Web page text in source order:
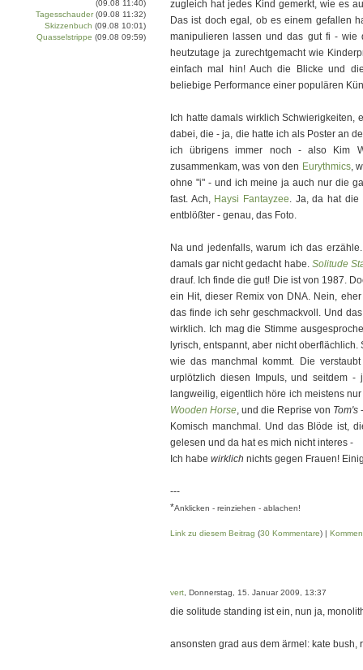
zugleich hat jedes Kind gemerkt, wie es
Das ist doch egal, ob es einem gefallen
manipulieren lassen und das gut fi - wie
heutzutage ja zurechtgemacht wie
einfach mal hin! Auch die Blicke und
beliebige Performance einer populären
Ich hatte damals wirklich
dabei, die - ja, die hatte ich als Poster an
ich übrigens immer noch - also Kim
zusammenkam, was von den Eurythmics,
ohne "i" - und ich meine ja auch nur die
fast. Ach, Haysi Fantayzee. Ja, da hat die
entblößter - genau, das Foto.
Na und jedenfalls, warum ich das
damals gar nicht gedacht habe. Solitude
drauf. Ich finde die gut! Die ist von 1987.
ein Hit, dieser Remix von DNA. Nein,
das finde ich sehr geschmackvoll. Und
wirklich. Ich mag die Stimme
lyrisch, entspannt, aber nicht
wie das manchmal kommt. Die
urplötzlich diesen Impuls, und seitdem -
langweilig, eigentlich höre ich meistens
Wooden Horse, und die Reprise von Tom's
Komisch manchmal. Und das Blöde ist,
gelesen und da hat es mich nicht interes -
Ich habe wirklich nichts gegen Frauen!
---
*Anklicken - reinziehen - ablachen!
Link zu diesem Beitrag (30 Kommentare) |
vert , Donnerstag, 15. Januar 2009, 13:37
die solitude standing ist ein, nun ja,
ansonsten grad aus dem ärmel: kate bush,
(09.08 11:40)
Tagesschauder (09.08 11:32)
Skizzenbuch (09.08 10:01)
Quasselstrippe (09.08 09:59)